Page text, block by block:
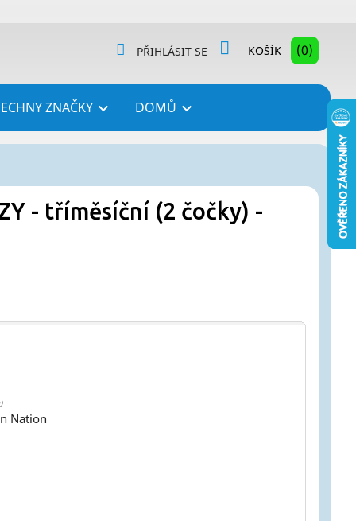
KOŠÍK (0)
PŘIHLÁSIT SE

ZNAČKY 
DOMŮ
- tříměsíční (2 čočky) -
Nation